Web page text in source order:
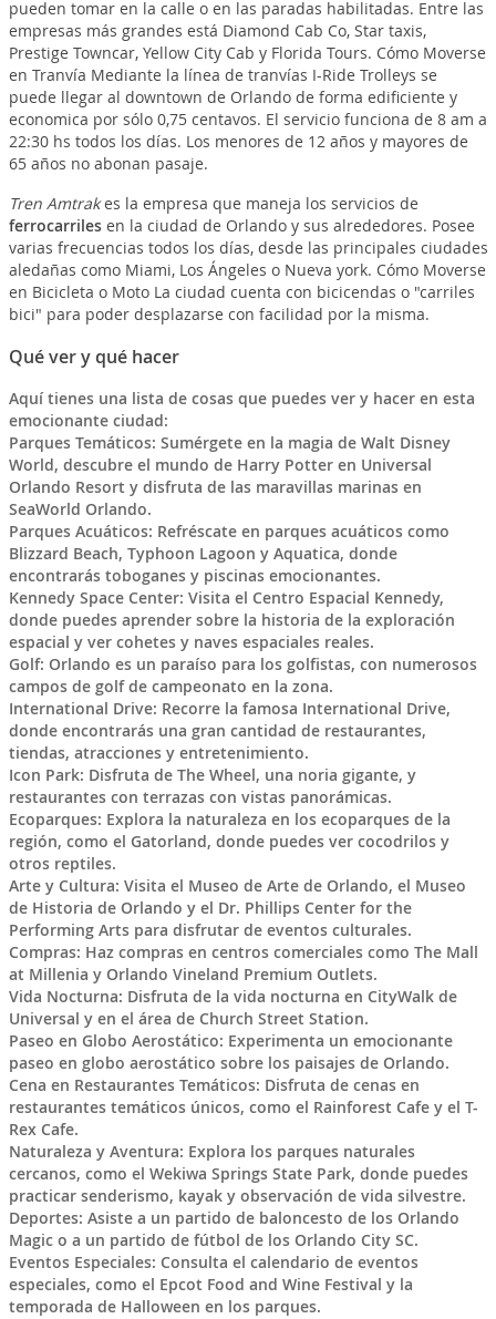
pueden tomar en la calle o en las paradas habilitadas. Entre las
empresas más grandes está Diamond Cab Co, Star taxis,
Prestige Towncar, Yellow City Cab y Florida Tours. Cómo Moverse
en Tranvía Mediante la línea de tranvías I-Ride Trolleys se
puede llegar al downtown de Orlando de forma edificiente y
economica por sólo 0,75 centavos. El servicio funciona de 8 am a
22:30 hs todos los días. Los menores de 12 años y mayores de
65 años no abonan pasaje.
Tren Amtrakes la empresa que maneja los servicios de
ferrocarriles en la ciudad de Orlando y sus alrededores. Posee
varias frecuencias todos los días, desde las principales ciudades
aledañas como Miami, Los Ángeles o Nueva york. Cómo Moverse
en Bicicleta o Moto La ciudad cuenta con bicicendas o "carriles
bici" para poder desplazarse con facilidad por la misma.
Qué ver y qué hacer
Aquí tienes una lista de cosas que puedes ver y hacer en esta
emocionante ciudad:
Parques Temáticos: Sumérgete en la magia de Walt Disney
World, descubre el mundo de Harry Potter en Universal
Orlando Resort y disfruta de las maravillas marinas en
SeaWorld Orlando.
Parques Acuáticos: Refréscate en parques acuáticos como
Blizzard Beach, Typhoon Lagoon y Aquatica, donde
encontrarás toboganes y piscinas emocionantes.
Kennedy Space Center: Visita el Centro Espacial Kennedy,
donde puedes aprender sobre la historia de la exploración
espacial y ver cohetes y naves espaciales reales.
Golf: Orlando es un paraíso para los golfistas, con numerosos
campos de golf de campeonato en la zona.
International Drive: Recorre la famosa International Drive,
donde encontrarás una gran cantidad de restaurantes,
tiendas, atracciones y entretenimiento.
Icon Park: Disfruta de The Wheel, una noria gigante, y
restaurantes con terrazas con vistas panorámicas.
Ecoparques: Explora la naturaleza en los ecoparques de la
región, como el Gatorland, donde puedes ver cocodrilos y
otros reptiles.
Arte y Cultura: Visita el Museo de Arte de Orlando, el Museo
de Historia de Orlando y el Dr. Phillips Center for the
Performing Arts para disfrutar de eventos culturales.
Compras: Haz compras en centros comerciales como The Mall
at Millenia y Orlando Vineland Premium Outlets.
Vida Nocturna: Disfruta de la vida nocturna en CityWalk de
Universal y en el área de Church Street Station.
Paseo en Globo Aerostático: Experimenta un emocionante
paseo en globo aerostático sobre los paisajes de Orlando.
Cena en Restaurantes Temáticos: Disfruta de cenas en
restaurantes temáticos únicos, como el Rainforest Cafe y el T-
Rex Cafe.
Naturaleza y Aventura: Explora los parques naturales
cercanos, como el Wekiwa Springs State Park, donde puedes
practicar senderismo, kayak y observación de vida silvestre.
Deportes: Asiste a un partido de baloncesto de los Orlando
Magic o a un partido de fútbol de los Orlando City SC.
Eventos Especiales: Consulta el calendario de eventos
especiales, como el Epcot Food and Wine Festival y la
temporada de Halloween en los parques.